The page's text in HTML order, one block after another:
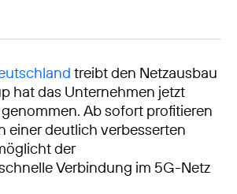
treibt den Netzausbau
hat das Unternehmen jetzt
Ab sofort profitieren
einer deutlich verbesserten
der
Verbindung im 5G-Netz